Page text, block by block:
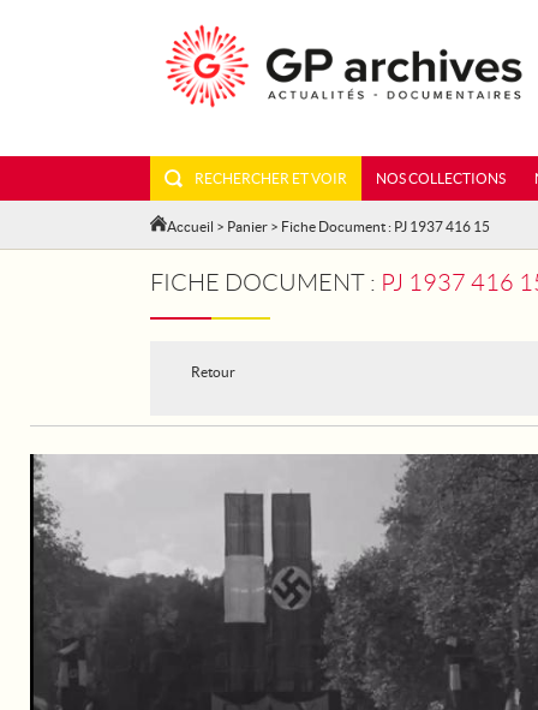
RECHERCHER ET VOIR NOS COLLECTIONS
Accueil > Panier > Fiche Document : PJ 1937 416 15
FICHE DOCUMENT : PJ 1937 416
Retour